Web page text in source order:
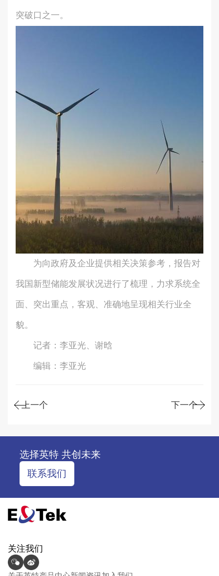
突破口之一。
为向政府及企业提供相关决策参考，报告对
我国新型储能发展状况进行了梳理，力求系统全
面、突出重点，客观、准确地呈现相关行业全
貌。
记者：李亚光、谢晗
编辑：李亚光
上一个 下一个
选择英特 共创未来
联系我们
关注我们